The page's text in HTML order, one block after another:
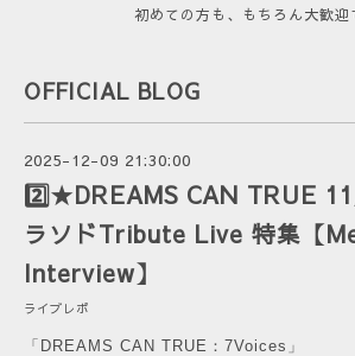
初めての方も、もちろん大歓迎
OFFICIAL BLOG
2025-12-09 21:30:00
2️⃣★DREAMS CAN TRUE
ラソドTribute Live 特集【
Interview】
ライブレポ
「DREAMS CAN TRUE：7Voices」